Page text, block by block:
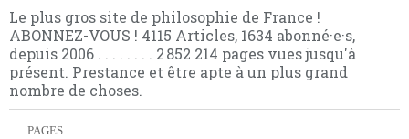
Le plus gros site de philosophie de France !
ABONNEZ-VOUS ! 4115 Articles, 1634 abonné·e·s,
depuis 2006 . . . . . . . . 2 852 214 pages vues jusqu'à
présent. Prestance et être apte à un plus grand
nombre de choses.
PAGES